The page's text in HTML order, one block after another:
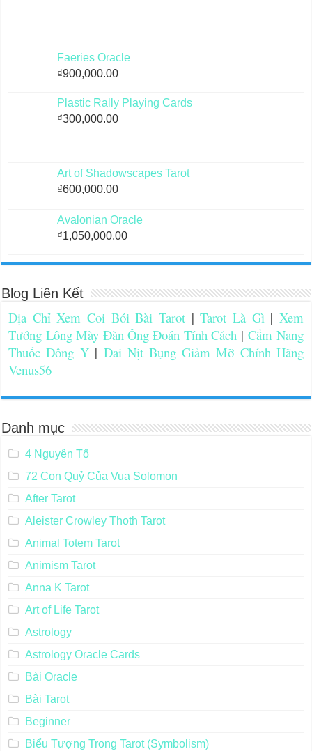
Faeries Oracle
₫900,000.00
Plastic Rally Playing Cards
₫300,000.00
Art of Shadowscapes Tarot
₫600,000.00
Avalonian Oracle
₫1,050,000.00
Blog Liên Kết
Địa Chỉ Xem Coi Bói Bài Tarot |Tarot Là Gì| Xem
Tướng Lông Mày Đàn Ông Đoán Tính Cách |Cẩm Nang
Thuốc Đông Y| Đai Nịt Bụng Giảm Mỡ Chính Hãng
Venus56
Danh mục
4 Nguyên Tố
72 Con Quỷ Của Vua Solomon
After Tarot
Aleister Crowley Thoth Tarot
Animal Totem Tarot
Animism Tarot
Anna K Tarot
Art of Life Tarot
Astrology
Astrology Oracle Cards
Bài Oracle
Bài Tarot
Beginner
Biểu Tượng Trong Tarot (Symbolism)